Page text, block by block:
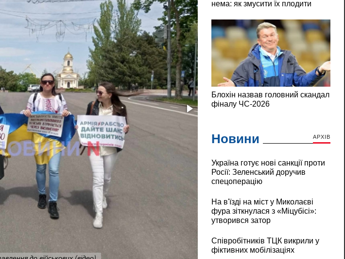
Новини АРХІВ
Україна готує нові санкції проти
Росії: Зеленський доручив
спецоперацію
На в'їзді на міст у Миколаєві
фура зіткнулася з «Міцубісі»:
утворився затор
Співробітників ТЦК викрили у
фіктивних мобілізаціях